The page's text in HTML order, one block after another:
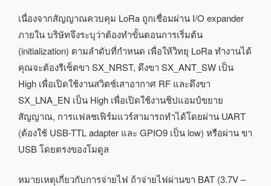
เนื่องจากสัญญาณควบคุม LoRa ถูกเชื่อมผ่าน I/O expander
ภายใน บริษัทจึงระบุว่าต้องทำขั้นตอนการเริ่มต้น
(initialization) ตามลำดับที่กำหนด เพื่อให้วิทยุ LoRa ทำงานได้
คุณจะต้องรีเซ็ตขา SX_NRST, ดึงขา SX_ANT_SW เป็น
High เพื่อเปิดใช้งานสวิตช์เสาอากาศ RF และดึงขา
SX_LNA_EN เป็น High เพื่อเปิดใช้งานชิปแอมป์ขยาย
สัญญาณ, การแฟลชเฟิร์มแวร์สามารถทำได้โดยผ่าน UART
(ต้องใช้ USB-TTL adapter และ GPIO9 เป็น low) หรือผ่าน ขา
USB โดยตรงของโมดูล
หมายเหตุเกี่ยวกับการจ่ายไฟ ถ้าจ่ายไฟผ่านขา BAT (3.7V –